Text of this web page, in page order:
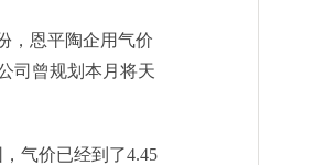
，恩平陶企用气价
司曾规划本月将天
气价已经到了4.45